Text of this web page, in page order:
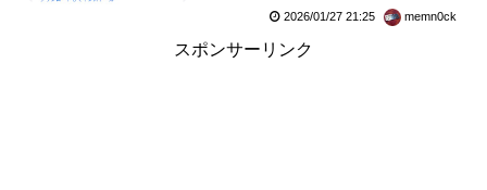
2026/01/27 21:25 memn0ck
スポンサーリンク